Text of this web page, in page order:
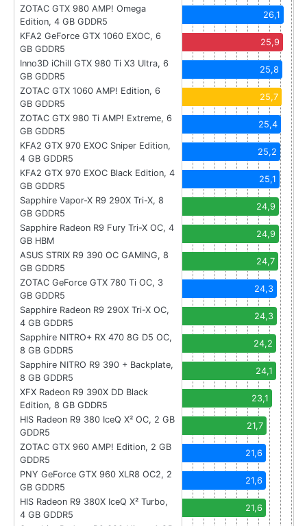
ZOTAC GTX 980 AMP! Omega
Edition, 4 GB GDDR5
26,1
KFA2 GeForce GTX 1060 EXOC, 6
GB GDDR5
25,9
Inno3D iChill GTX 980 Ti X3 Ultra, 6
GB GDDR5
25,8
ZOTAC GTX 1060 AMP! Edition, 6
GB GDDR5
25,7
ZOTAC GTX 980 Ti AMP! Extreme, 6
GB GDDR5
25,4
KFA2 GTX 970 EXOC Sniper Edition,
4 GB GDDR5
25,2
KFA2 GTX 970 EXOC Black Edition, 4
GB GDDR5
25,1
Sapphire Vapor-X R9 290X Tri-X, 8
GB GDDR5
24,9
Sapphire Radeon R9 Fury Tri-X OC, 4
GB HBM
24,9
ASUS STRIX R9 390 OC GAMING, 8
GB GDDR5
24,7
ZOTAC GeForce GTX 780 Ti OC, 3
GB GDDR5
24,3
Sapphire Radeon R9 290X Tri-X OC,
4 GB GDDR5
24,3
Sapphire NITRO+ RX 470 8G D5 OC,
8 GB GDDR5
24,2
Sapphire NITRO R9 390 + Backplate,
8 GB GDDR5
24,1
XFX Radeon R9 390X DD Black
Edition, 8 GB GDDR5
23,1
HIS Radeon R9 380 IceQ X² OC, 2 GB
GDDR5
21,7
ZOTAC GTX 960 AMP! Edition, 2 GB
GDDR5
21,6
PNY GeForce GTX 960 XLR8 OC2, 2
GB GDDR5
21,6
HIS Radeon R9 380X IceQ X² Turbo,
4 GB GDDR5
21,6